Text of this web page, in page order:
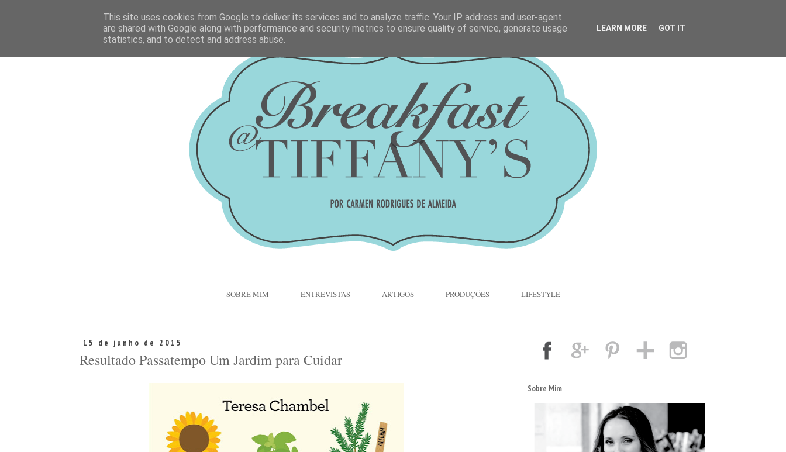
SOBRE MIM ENTREVISTAS ARTIGOS PRODUÇÕES LIFESTYLE
15 de junho de 2015
Resultado Passatempo Um Jardim para Cuidar
Sobre Mim
This site uses cookies from Google to deliver its services and to analyze traffic. Your IP address and user-agent
are shared with Google along with performance and security metrics to ensure quality of service, generate usage
statistics, and to detect and address abuse.
LEARN MORE GOT IT